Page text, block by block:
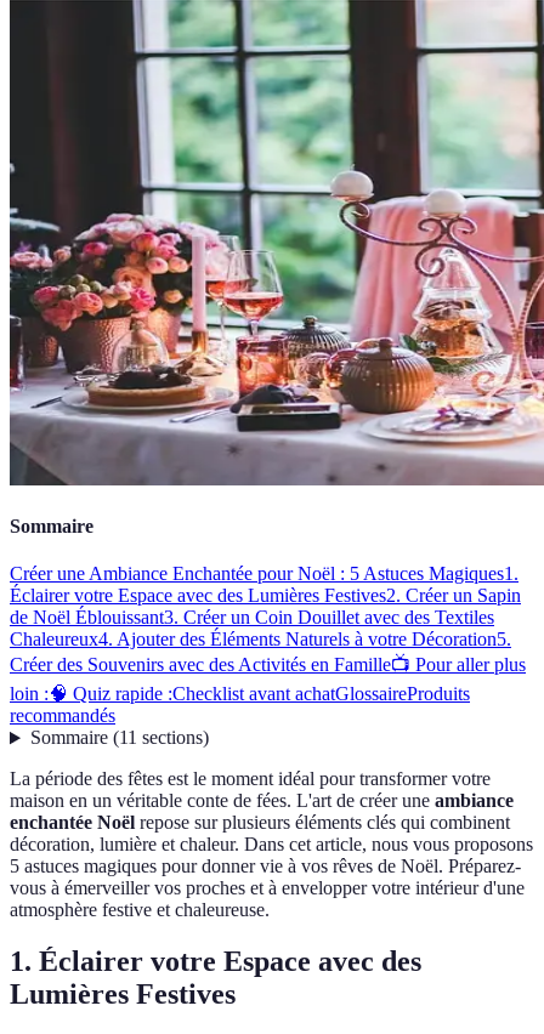
Sommaire
Créer une Ambiance Enchantée pour Noël : 5 Astuces Magiques1.
Éclairer votre Espace avec des Lumières Festives2. Créer un Sapin
de Noël Éblouissant3. Créer un Coin Douillet avec des Textiles
Chaleureux4. Ajouter des Éléments Naturels à votre Décoration5.
Créer des Souvenirs avec des Activités en Famille📺 Pour aller plus
loin :🧠 Quiz rapide :Checklist avant achatGlossaireProduits
recommandés
Sommaire(11 sections)
La période des fêtes est le moment idéal pour transformer votre
maison en un véritable conte de fées. L'art de créer une ambiance
enchantée Noël repose sur plusieurs éléments clés qui combinent
décoration, lumière et chaleur. Dans cet article, nous vous proposons
5 astuces magiques pour donner vie à vos rêves de Noël. Préparez-
vous à émerveiller vos proches et à envelopper votre intérieur d'une
atmosphère festive et chaleureuse.
1. Éclairer votre Espace avec des
Lumières Festives